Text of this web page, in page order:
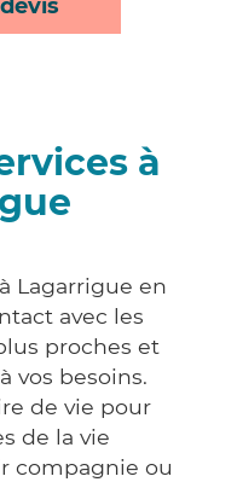
à
Lagarrigue en
avec les
proches et
vos besoins.
de vie pour
de la vie
compagnie ou